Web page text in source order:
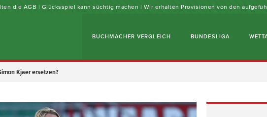
die AGB | Glücksspiel kann süchtig machen | Wir erhalten Provisionen von den
BUCHMACHER VERGLEICH BUNDESLIGA
Kjaer ersetzen?